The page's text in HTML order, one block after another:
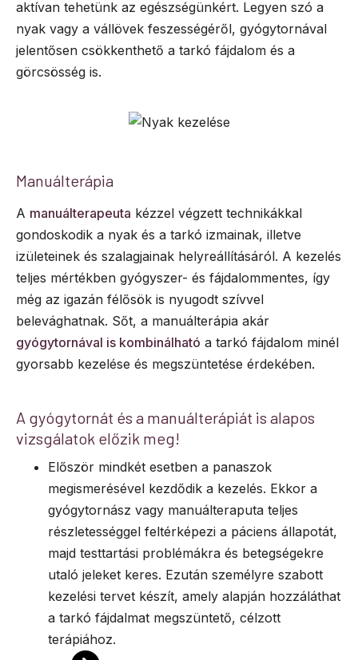
aktívan tehetünk az egészségünkért. Legyen szó a
nyak vagy a vállövek feszességéről, gyógytornával
jelentősen csökkenthető a tarkó fájdalom és a
görcsösség is.
Manuálterápia
A manuálterapeuta kézzel végzett technikákkal
gondoskodik a nyak és a tarkó izmainak, illetve
izületeinek és szalagjainak helyreállításáról. A kezelés
teljes mértékben gyógyszer- és fájdalommentes, így
még az igazán félősök is nyugodt szívvel
belevághatnak. Sőt, a manuálterápia akár
gyógytornával is kombinálható a tarkó fájdalom minél
gyorsabb kezelése és megszüntetése érdekében.
A gyógytornát és a manuálterápiát is alapos
vizsgálatok előzik meg!
Először mindkét esetben a panaszok
megismerésével kezdődik a kezelés. Ekkor a
gyógytornász vagy manuálteraputa teljes
részletességgel feltérképezi a páciens állapotát,
majd testtartási problémákra és betegségekre
utaló jeleket keres. Ezután személyre szabott
kezelési tervet készít, amely alapján hozzáláthat
a tarkó fájdalmat megszüntető, célzott
terápiához.